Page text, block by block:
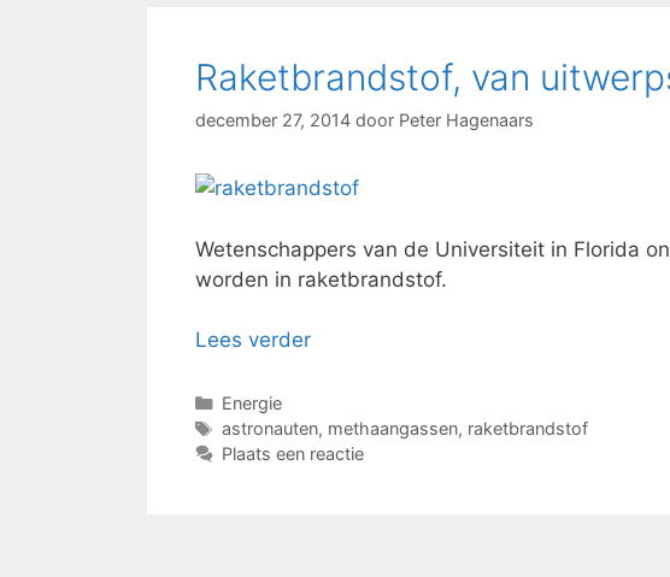
Raketbrandstof, van
december 27, 2014 door Peter Hagenaars
Wetenschappers van de Universiteit in Florida
worden in raketbrandstof.
Lees verder
Categorieën
Energie
Tags
astronauten, methaangassen, raketbrandstof
Plaats een reactie